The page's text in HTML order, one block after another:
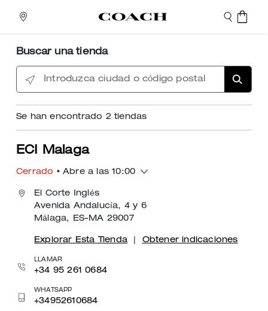
Buscar una tienda
Introduzca ciudad o código postal
Se han encontrado 2tiendas
ECI Malaga
Cerrado • Abre a las 10:00
El Corte Inglés
Avenida Andalucía, 4 y 6
Málaga, ES-MA 29007
Explorar Esta Tienda Obtener indicaciones
LLAMAR
+34 95 261 0684
WHATSAPP
+34952610684